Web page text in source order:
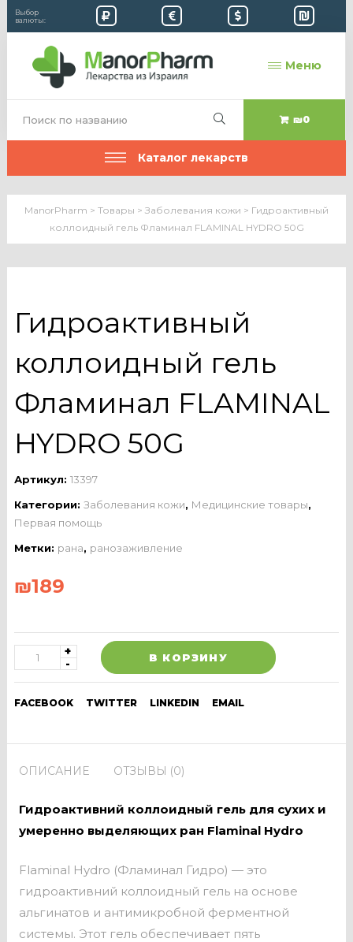
Выбор
валюты:
Меню
₪0
Каталог лекарств
ManorPharm > Товары > Заболевания кожи > Гидроактивный
коллоидный гель Фламинал FLAMINAL HYDRO 50G
Гидроактивный
коллоидный гель
Фламинал FLAMINAL
HYDRO 50G
Артикул: 13397
Категории: Заболевания кожи, Медицинские товары,
Первая помощь
Метки: рана, ранозаживление
₪189
В КОРЗИНУ
FACEBOOK TWITTER LINKEDIN EMAIL
ОПИСАНИЕ ОТЗЫВЫ (0)
Гидроактивний коллоидный гель для сухих и
умеренно выделяющих ран Flaminal Hydro
Flaminal Hydro (Фламинал Гидро) — это
гидроактивний коллоидный гель на основе
альгинатов и антимикробной ферментной
системы. Этот гель обеспечивает пять